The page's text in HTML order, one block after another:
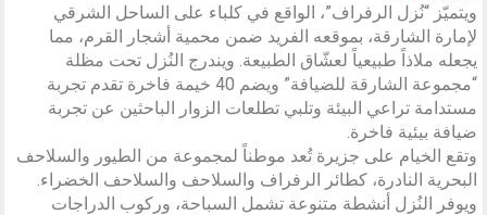
ويتميّز “نُزل الرفراف”، الواقع في كلباء على الساحل الشرقي
لإمارة الشارقة، بموقعه الفريد ضمن محمية أشجار القرم، مما
يجعله ملاذاً طبيعياً لعشّاق الطبيعة. ويندرج النُزل تحت مظلة
“مجموعة الشارقة للضيافة” ويضم 40 خيمة فاخرة تقدم تجربة
مستدامة تراعي البيئة وتلبي تطلعات الزوار الباحثين عن تجربة
ضيافة بيئية فاخرة.
وتقع الخيام على جزيرة تُعد موطناً لمجموعة من الطيور والسلاحف
البحرية النادرة، كطائر الرفراف والسلاحف والسلاحف الخضراء.
ويوفر النُزل أنشطة متنوعة تشمل السباحة، وركوب الدراجات